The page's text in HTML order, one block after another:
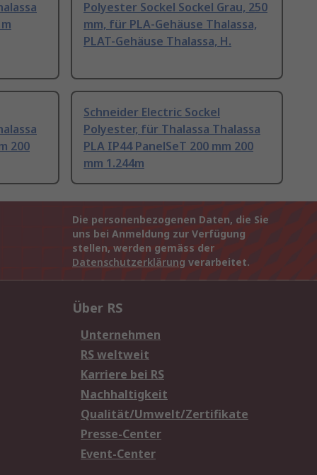
Polyester Sockel Sockel Grau, 250
mm, für PLA-Gehäuse Thalassa,
PLAT-Gehäuse Thalassa, H.
200
Schneider Electric Sockel
Polyester, für Thalassa Thalassa
PLA IP44 PanelSeT 200 mm 200
mm 1.244m
Die personenbezogenen Daten, die Sie
uns bei Anmeldung zur Verfügung
stellen, werden gemäss der
Datenschutzerklärung verarbeitet.
Über RS
Unternehmen
RS weltweit
Karriere bei RS
Nachhaltigkeit
Qualität/Umwelt/Zertifikate
Presse-Center
Event-Center